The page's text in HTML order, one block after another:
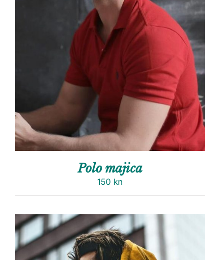
Polo majica
150 kn